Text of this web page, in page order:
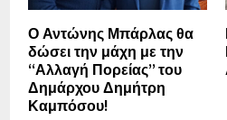
Ο Αντώνης Μπάρλας θα
δώσει την μάχη με την
“Αλλαγή Πορείας” του
Δημάρχου Δημήτρη
Καμπόσου!